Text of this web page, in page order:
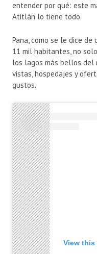
entender por qué: este
Atitlán lo tiene todo.
Pana, como se le dice
11 mil habitantes, no
los lagos más bellos del
vistas, hospedajes y
gustos.
View this